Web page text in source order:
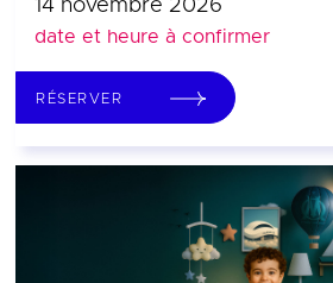
14 novembre 2026
date et heure à confirmer
RÉSERVER